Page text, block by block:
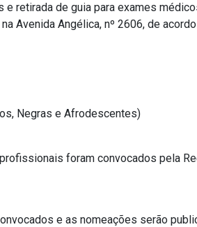
retirada de guia para exames
Avenida Angélica, nº 2606, de
Negras e Afrodescentes)
foram convocados pela
e as nomeações serão